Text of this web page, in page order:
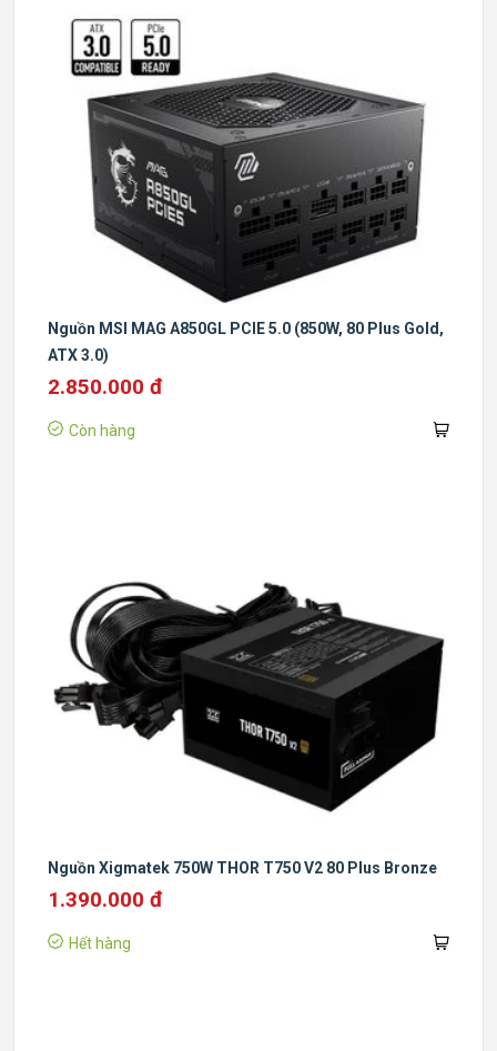
Nguồn MSI MAG A850GL PCIE 5.0 (850W, 80 Plus Gold,
ATX 3.0)
2.850.000 đ
Còn hàng
Nguồn Xigmatek 750W THOR T750 V2 80 Plus Bronze
1.390.000 đ
Hết hàng